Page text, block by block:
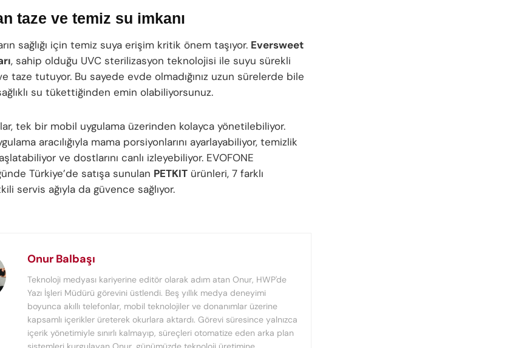
taze ve temiz su imkanı
sağlığı için temiz suya erişim kritik önem taşıyor. Eversweet
, sahip olduğu UVC sterilizasyon teknolojisi ile suyu sürekli
taze tutuyor. Bu sayede evde olmadığınız uzun sürelerde bile
su tükettiğinden emin olabiliyorsunuz.
tek bir mobil uygulama üzerinden kolayca yönetilebiliyor.
aracılığıyla mama porsiyonlarını ayarlayabiliyor, temizlik
ve dostlarını canlı izleyebiliyor. EVOFONE
Türkiye’de satışa sunulan PETKIT ürünleri, 7 farklı
servis ağıyla da güvence sağlıyor.
Onur Balbaşı
Teknoloji medyası kariyerine editör olarak adım atan Onur, HWP'de
Yazı İşleri Müdürü görevini üstlendi. Beş yıllık medya deneyimi
boyunca akıllı telefonlar, mobil teknolojiler ve donanımlar üzerine
kapsamlı içerikler üreterek okurlara aktardı. Görevi süresince yalnızca
içerik yönetimiyle sınırlı kalmayıp, süreçleri otomatize eden arka plan